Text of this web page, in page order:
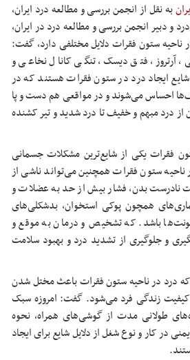
به نقل از انجمن بررسی و مطالعه درد ایران،
دبیر انجمن بررسی و مطالعه درد در ایران،
ناحیه ستون فقرات دلایل مختلفی دارد، گفت:
آرتروز، فتق دیسک، تنگی کانال نخاعی و
شایع ایجاد درد در ستون فقرات هستند که در
احساس می‌شوند و در مواقعی هم دست و پا
از درد مبهم و خفیف تا درد شدید و تیر کشنده
فقرات یکی از شایع‌ترین مشکلات جسمانی
ناحیه ستون فقرات همچنین می‌تواند ناشی از
نادرست بدن، فشار بیش از حد به عضلات و
همچون پوکی استخوان، بدشکلی‌های
باشد. که تشخیص و درمان به موقع و
و جلوگیری از تشدید درد و بهبود سلامت
که درد در ناحیه ستون فقرات باعث مختل شدن
زندگی فرد می‌شود. گفت: امروزه سبک
طولانی مدت از گوشی‌های همراه، نحوه
در کار و نوع شغل از دلایل شایع برای ایجاد